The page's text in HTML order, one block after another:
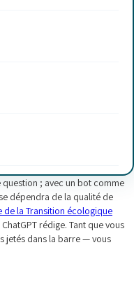
; avec un bot comme
dépendra de la qualité de
de la Transition écologique
rédige. Tant que vous
jetés dans la barre — vous